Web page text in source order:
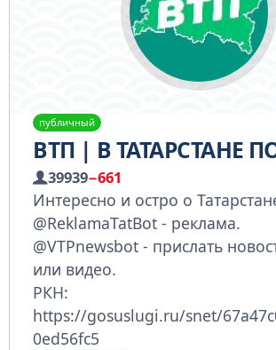
публичный
ВТП | В ТАТАРСТАНЕ
39939−661
Интересно и остро о
@ReklamaTatBot - реклама.
@VTPnewsbot - прислать
или видео.
РКН:
https://gosuslugi.ru/snet/
0ed56fc5